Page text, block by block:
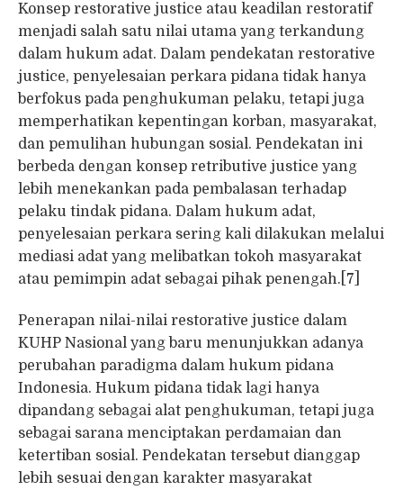
Konsep restorative justice atau keadilan restoratif
menjadi salah satu nilai utama yang terkandung
dalam hukum adat. Dalam pendekatan restorative
justice, penyelesaian perkara pidana tidak hanya
berfokus pada penghukuman pelaku, tetapi juga
memperhatikan kepentingan korban, masyarakat,
dan pemulihan hubungan sosial. Pendekatan ini
berbeda dengan konsep retributive justice yang
lebih menekankan pada pembalasan terhadap
pelaku tindak pidana. Dalam hukum adat,
penyelesaian perkara sering kali dilakukan melalui
mediasi adat yang melibatkan tokoh masyarakat
atau pemimpin adat sebagai pihak penengah.[7]
Penerapan nilai-nilai restorative justice dalam
KUHP Nasional yang baru menunjukkan adanya
perubahan paradigma dalam hukum pidana
Indonesia. Hukum pidana tidak lagi hanya
dipandang sebagai alat penghukuman, tetapi juga
sebagai sarana menciptakan perdamaian dan
ketertiban sosial. Pendekatan tersebut dianggap
lebih sesuai dengan karakter masyarakat